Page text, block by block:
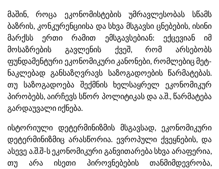
მაშინ, როცა ეკონომისტების უმრავლესობას სწამს
ბაზრის, კონკურენციისა და სხვა მსგავსი ცნებების, ისინი
მარქსს ერთი რამით ემსგავსებიან: ექცევიან იმ
მოსაზრების გავლენის ქვეშ, რომ არსებობს
ფუნდამენტური ეკონომიკური კანონები, რომლებიც მეტ-
ნაკლებად განსაზღვრავს საზოგადოების წარმატებას.
თუ საზოგადოება შექმნის ხელსაყრელ ეკონომიკურ
პირობებს, აირჩევს სწორ პოლიტიკას და ა.შ., წარმატება
გარდაუვალი იქნება.
ისტორიული დეტერმინიზმის მსგავსად, ეკონომიკური
დეტერმინიზმიც არასწორია. ევროპული ქვეყნების, და
ასევე ა.შ.შ-ს ეკონომიკური განვითარება სხვა არაფერია,
თუ არა ისეთი პიროვნებების თანმიმდევრობა,